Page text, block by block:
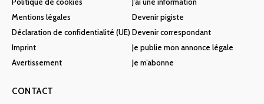
Politique de cookies
Mentions légales
Déclaration de confidentialité (UE)
Imprint
Avertissement
J’ai une information
Devenir pigiste
Devenir correspondant
Je publie mon annonce légale
Je m’abonne
CONTACT